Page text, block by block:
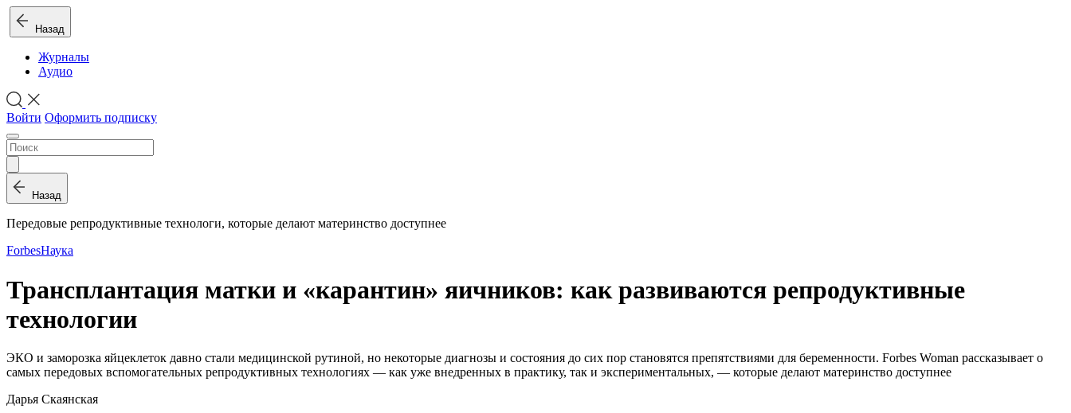
Назад
Журналы
Аудио
Войти Оформить подписку
Назад
Передовые репродуктивные технологи, которые делают материнство доступнее
ForbesНаука
Трансплантация матки и «карантин» яичников: как развиваются репродуктивные
технологии
ЭКО и заморозка яйцеклеток давно стали медицинской рутиной, но некоторые диагнозы и состояния до сих пор становятся препятствиями для беременности. Forbes Woman рассказывает о
самых передовых вспомогательных репродуктивных технологиях — как уже внедренных в практику, так и экспериментальных, — которые делают материнство доступнее
Дарья Скаянская